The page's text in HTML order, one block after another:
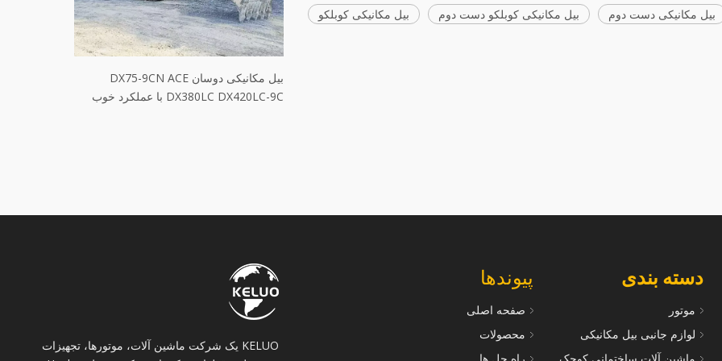
فروش بیل مکانیکی خزنده دیگر دست دوم
SY305H SY60C SY55C SY395H SY60C
بیل مکانیکی کوبلکو بیل مکانیکی کوبلکو دست دوم بیل مکانیکی دست دوم
KELUO یک شرکت ماشین آلات، موتورها، تجهیزات
پیوندها
صفحه اصلی
محصولات
دسته بندی
موتور
لوازم جانبی بیل مکانیکی